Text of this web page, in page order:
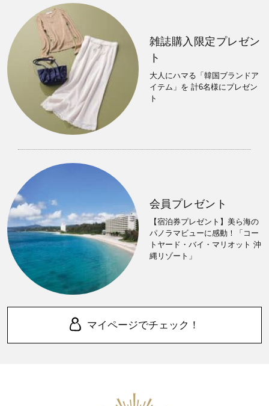
雑誌購入限定プレゼン
ト
大人にハマる「韓国ブランドア
イテム」を 計6名様にプレゼン
ト
会員プレゼント
【宿泊券プレゼント】美ら海の
パノラマビューに感動！「コー
トヤード・バイ・マリオット 沖
縄リゾート」
マイページでチェック！